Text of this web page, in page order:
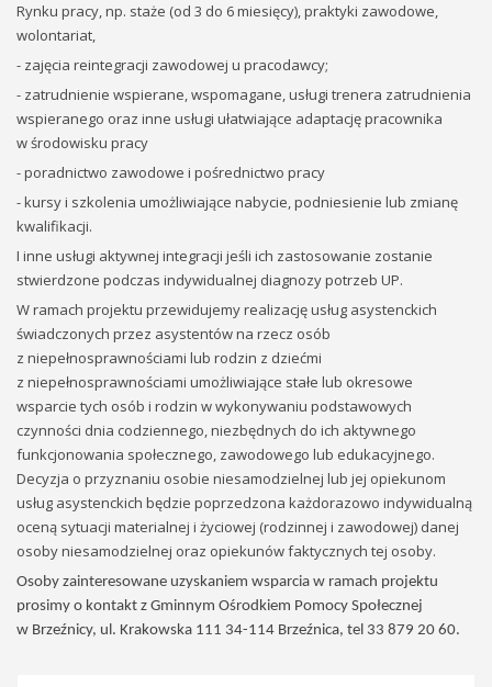
Rynku pracy, np. staże (od 3 do 6 miesięcy), praktyki zawodowe,
wolontariat,
- zajęcia reintegracji zawodowej u pracodawcy;
- zatrudnienie wspierane, wspomagane, usługi trenera zatrudnienia
wspieranego oraz inne usługi ułatwiające adaptację pracownika
w środowisku pracy
- poradnictwo zawodowe i pośrednictwo pracy
- kursy i szkolenia umożliwiające nabycie, podniesienie lub zmianę
kwalifikacji.
I inne usługi aktywnej integracji jeśli ich zastosowanie zostanie
stwierdzone podczas indywidualnej diagnozy potrzeb UP.
W ramach projektu przewidujemy realizację usług asystenckich
świadczonych przez asystentów na rzecz osób
z niepełnosprawnościami lub rodzin z dziećmi
z niepełnosprawnościami umożliwiające stałe lub okresowe
wsparcie tych osób i rodzin w wykonywaniu podstawowych
czynności dnia codziennego, niezbędnych do ich aktywnego
funkcjonowania społecznego, zawodowego lub edukacyjnego.
Decyzja o przyznaniu osobie niesamodzielnej lub jej opiekunom
usług asystenckich będzie poprzedzona każdorazowo indywidualną
oceną sytuacji materialnej i życiowej (rodzinnej i zawodowej) danej
osoby niesamodzielnej oraz opiekunów faktycznych tej osoby.
Osoby zainteresowane uzyskaniem wsparcia w ramach projektu
prosimy o kontakt z Gminnym Ośrodkiem Pomocy Społecznej
w Brzeźnicy, ul. Krakowska 111 34-114 Brzeźnica, tel 33 879 20 60.